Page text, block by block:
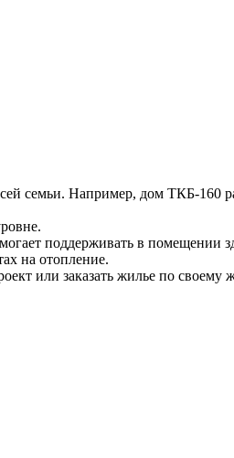
семьи. Например, дом ТКБ-160
поддерживать в помещении
на отопление.
или заказать жилье по своему